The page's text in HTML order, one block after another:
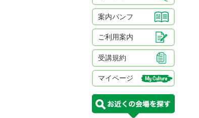
案内パンフ
ご利用案内
受講規約
マイページ